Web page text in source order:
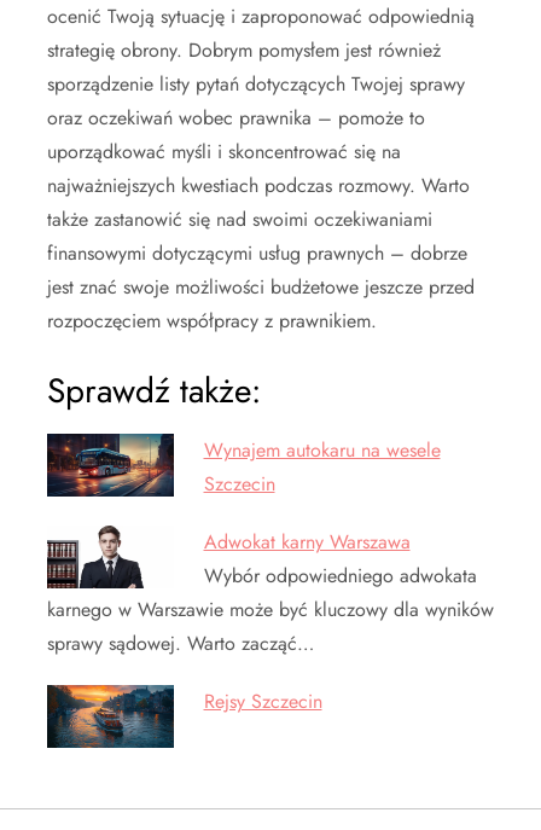
ocenić Twoją sytuację i zaproponować odpowiednią
strategię obrony. Dobrym pomysłem jest również
sporządzenie listy pytań dotyczących Twojej sprawy
oraz oczekiwań wobec prawnika – pomoże to
uporządkować myśli i skoncentrować się na
najważniejszych kwestiach podczas rozmowy. Warto
także zastanowić się nad swoimi oczekiwaniami
finansowymi dotyczącymi usług prawnych – dobrze
jest znać swoje możliwości budżetowe jeszcze przed
rozpoczęciem współpracy z prawnikiem.
Sprawdź także:
Wynajem autokaru na wesele
Szczecin
Adwokat karny Warszawa
Wybór odpowiedniego adwokata
karnego w Warszawie może być kluczowy dla wyników
sprawy sądowej. Warto zacząć…
Rejsy Szczecin